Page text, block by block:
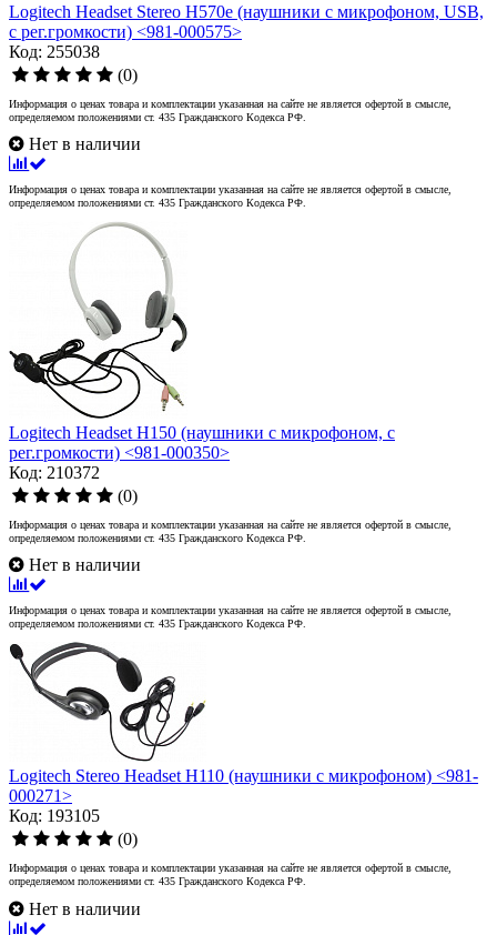
Logitech Headset Stereo H570e (наушники с микрофоном, USB,
с рег.громкости) <981-000575>
Код: 255038
(0)
Информация о ценах товара и комплектации указанная на сайте не является офертой в смысле,
определяемом положениями ст. 435 Гражданского Кодекса РФ.
Нет в наличии
Информация о ценах товара и комплектации указанная на сайте не является офертой в смысле,
определяемом положениями ст. 435 Гражданского Кодекса РФ.
Logitech Headset H150 (наушники с микрофоном, с
рег.громкости) <981-000350>
Код: 210372
(0)
Информация о ценах товара и комплектации указанная на сайте не является офертой в смысле,
определяемом положениями ст. 435 Гражданского Кодекса РФ.
Нет в наличии
Информация о ценах товара и комплектации указанная на сайте не является офертой в смысле,
определяемом положениями ст. 435 Гражданского Кодекса РФ.
Logitech Stereo Headset H110 (наушники с микрофоном) <981-
000271>
Код: 193105
(0)
Информация о ценах товара и комплектации указанная на сайте не является офертой в смысле,
определяемом положениями ст. 435 Гражданского Кодекса РФ.
Нет в наличии